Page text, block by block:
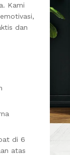
Kami
dan
di 6
atas